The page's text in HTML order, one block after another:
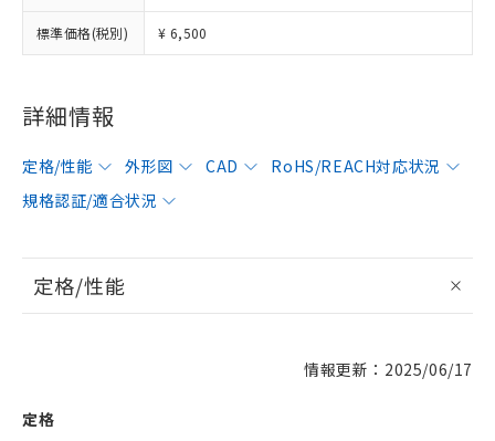
標準価格(税別) ¥ 6,500
詳細情報
定格/性能 外形図 CAD
RoHS/REACH対応状況
規格認証/適合状況
定格/性能
情報更新：2025/06/17
定格